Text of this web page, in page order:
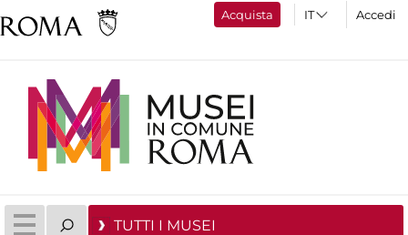
Acquista Accedi
TUTTI I MUSEI